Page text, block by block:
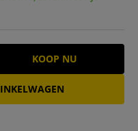
KOOP NU